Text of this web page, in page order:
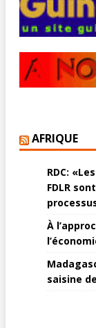
AFRIQUE
RDC:
FDLR
À
saisine